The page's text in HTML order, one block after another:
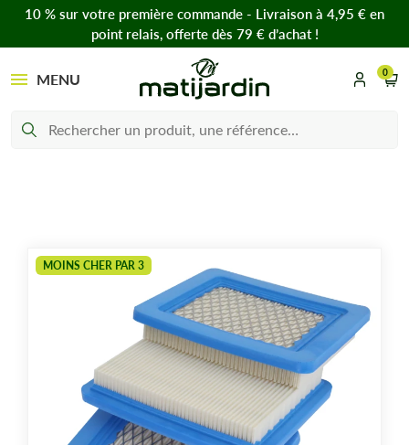
10 % sur votre première commande - Livraison à 4,95 € en
point relais, offerte dès 79 € d’achat !
MENU 0
MOINS CHER PAR 3